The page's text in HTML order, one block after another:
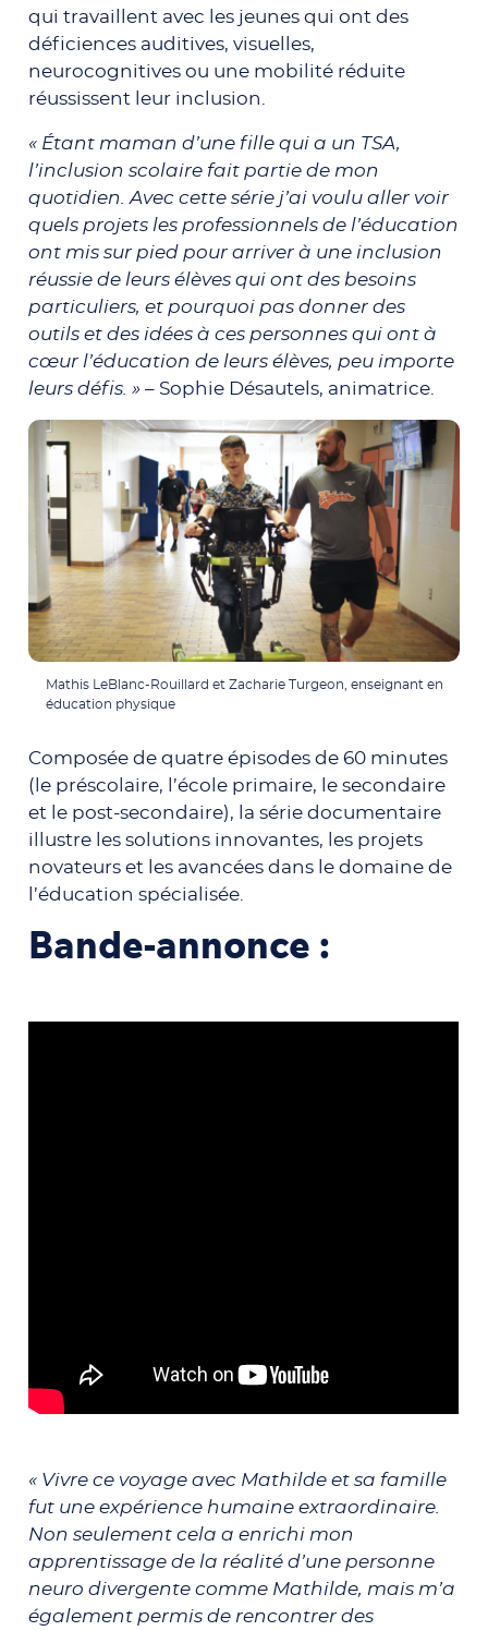
qui travaillent avec les jeunes qui ont des
déficiences auditives, visuelles,
neurocognitives ou une mobilité réduite
réussissent leur inclusion.
« Étant maman d’une fille qui a un TSA,
l’inclusion scolaire fait partie de mon
quotidien. Avec cette série j’ai voulu aller voir
quels projets les professionnels de l’éducation
ont mis sur pied pour arriver à une inclusion
réussie de leurs élèves qui ont des besoins
particuliers, et pourquoi pas donner des
outils et des idées à ces personnes qui ont à
cœur l’éducation de leurs élèves, peu importe
leurs défis. »– Sophie Désautels, animatrice.
Mathis LeBlanc-Rouillard et Zacharie Turgeon, enseignant en
éducation physique
Composée de quatre épisodes de 60 minutes
(le préscolaire, l’école primaire, le secondaire
et le post-secondaire), la série documentaire
illustre les solutions innovantes, les projets
novateurs et les avancées dans le domaine de
l’éducation spécialisée.
Bande-annonce :
« Vivre ce voyage avec Mathilde et sa famille
fut une expérience humaine extraordinaire.
Non seulement cela a enrichi mon
apprentissage de la réalité d’une personne
neuro divergente comme Mathilde, mais m’a
également permis de rencontrer des